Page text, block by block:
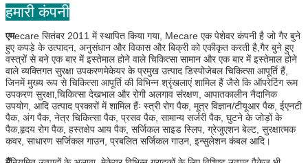
एमecare सितंबर 2011 में स्थापित किया गया, Mecare एक पेशेवर कंपनी है जो गैर बुने
हुए कपड़े के उत्पादन, अनुसंधान और विकास और बिक्री को एकीकृत करती है,गैर बुने हुए
वस्त्रों से बने एक बार में इस्तेमाल होने वाले चिकित्सा सामान और एक बार में इस्तेमाल होने
वाले व्यक्तिगत सुरक्षा उपकरणमेकेयर के प्रमुख उत्पाद डिस्पोजेबल चिकित्सा आपूर्ति हैं,
जिनमें मुख्य रूप से चिकित्सा आपूर्ति की विभिन्न श्रृंखलाएं शामिल हैं जैसे कि ऑपरेटिंग रूम
उपकरण सुरक्षा,चिकित्सा देखभाल और रोगी अलगाव संरक्षण, आपातकालीन नैदानिक
उपयोग, आदि उत्पाद प्रकारों में शामिल हैंः स्त्री रोग पैक, मूत्र विज्ञान/टीयूआर पैक, ईएनटी
पैक, अंग पैक, नेत्र चिकित्सा पैक, प्रसव पैक, सामान्य सर्जरी पैक, घुटने के जोड़ों के
पैक,हृदय रोग पैक, हस्तक्षेप आय पैक, सर्जिकल साइड स्लिप, ग्रेजुएशन बेल्ट, सुरक्षात्मक
कवर, साधारण सर्जिकल गाउन, प्रबलित सर्जिकल गाउन, इन्सुलेशन कंबल आदि।
मैंनियमित उत्पादों के अलावा, मेकेयर विभिन्न ग्राहकों के लिए विशिष्ट उत्पाद पैकेज भी
अनुकूलित कर सकता है, नए उत्पादों का विकास कर सकता है और प्रूफिंग का समय छोटा
है,ग्राहकों को खरीदारी का अच्छा अनुभव प्रदान करना.